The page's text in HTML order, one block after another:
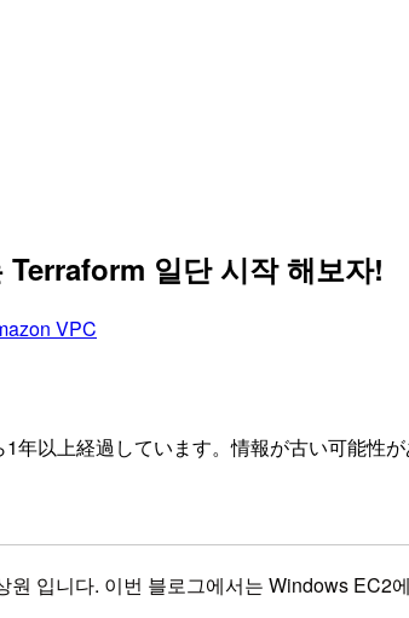
Terraform 일단 시작 해보자!
VPC
年以上経過しています。情報が古い可能性が
원 입니다. 이번 블로그에서는 Windows EC2